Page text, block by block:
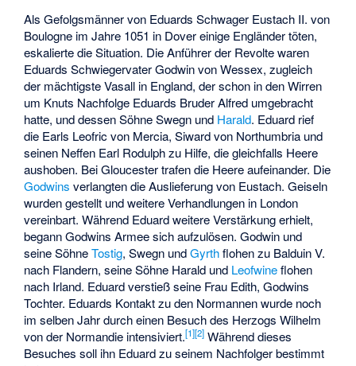
Als Gefolgsmänner von Eduards Schwager Eustach II. von
Boulogne im Jahre 1051 in Dover einige Engländer töten,
eskalierte die Situation. Die Anführer der Revolte waren
Eduards Schwiegervater Godwin von Wessex, zugleich
der mächtigste Vasall in England, der schon in den Wirren
um Knuts Nachfolge Eduards Bruder Alfred umgebracht
hatte, und dessen Söhne Swegn und Harald. Eduard rief
die Earls Leofric von Mercia, Siward von Northumbria und
seinen Neffen Earl Rodulph zu Hilfe, die gleichfalls Heere
aushoben. Bei Gloucester trafen die Heere aufeinander. Die
Godwins verlangten die Auslieferung von Eustach. Geiseln
wurden gestellt und weitere Verhandlungen in London
vereinbart. Während Eduard weitere Verstärkung erhielt,
begann Godwins Armee sich aufzulösen. Godwin und
seine SöhneTostig, Swegn undGyrthflohen zu Balduin V.
nach Flandern, seine Söhne Harald und Leofwineflohen
nach Irland. Eduard verstieß seine Frau Edith, Godwins
Tochter. Eduards Kontakt zu den Normannen wurde noch
im selben Jahr durch einen Besuch des Herzogs Wilhelm
von der Normandie intensiviert.[1][2] Während dieses
Besuches soll ihn Eduard zu seinem Nachfolger bestimmt